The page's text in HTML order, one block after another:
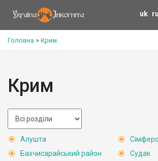
uk ru
Головна > Крим
Крим
Алушта
Бахчисарайський район
Судак